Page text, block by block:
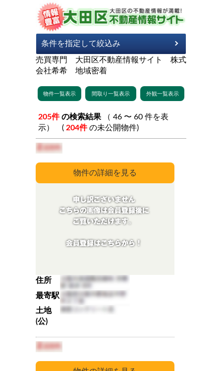
売買専門 大田区不動産情報サイト 株式
会社希希 地域密着
205件 の検索結果
示） ( 204件 の未公開物件)
住所
最寄駅
土地
(公)